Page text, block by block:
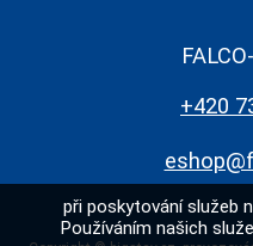
+420
při poskytování služeb
Používáním našich